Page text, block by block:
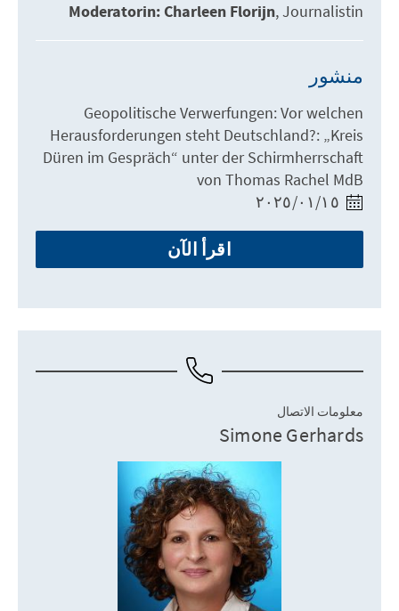
Moderatorin: Charleen Florijn Journalistin
منشور
Geopolitische Verwerfungen: Vor welchen
Herausforderungen steht Deutschland?: „Kreis
Düren im Gespräch“ unter der Schirmherrschaft
von Thomas Rachel MdB
١٥‏/٠١‏/٢٠٢٥
اقرأ الآن
معلومات الاتصال
Simone Gerhards